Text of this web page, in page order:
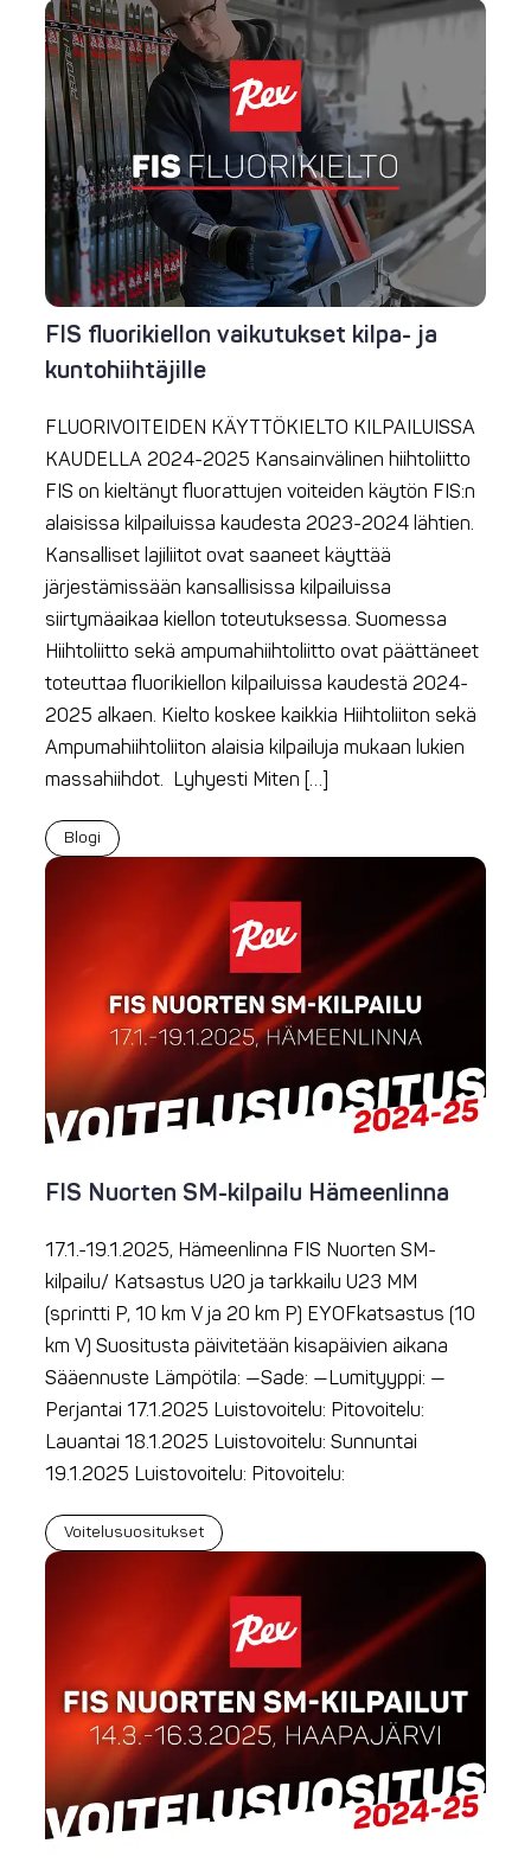
FIS fluorikiellon vaikutukset kilpa- ja
kuntohiihtäjille
FLUORIVOITEIDEN KÄYTTÖKIELTO KILPAILUISSA
KAUDELLA 2024-2025 Kansainvälinen hiihtoliitto
FIS on kieltänyt fluorattujen voiteiden käytön FIS:n
alaisissa kilpailuissa kaudesta 2023-2024 lähtien.
Kansalliset lajiliitot ovat saaneet käyttää
järjestämissään kansallisissa kilpailuissa
siirtymäaikaa kiellon toteutuksessa. Suomessa
Hiihtoliitto sekä ampumahiihtoliitto ovat päättäneet
toteuttaa fluorikiellon kilpailuissa kaudestä 2024-
2025 alkaen. Kielto koskee kaikkia Hiihtoliiton sekä
Ampumahiihtoliiton alaisia kilpailuja mukaan lukien
massahiihdot. Lyhyesti Miten […]
Blogi
FIS Nuorten SM-kilpailu Hämeenlinna
17.1.-19.1.2025, Hämeenlinna FIS Nuorten SM-
kilpailu/ Katsastus U20 ja tarkkailu U23 MM
(sprintti P, 10 km V ja 20 km P) EYOFkatsastus (10
km V) Suositusta päivitetään kisapäivien aikana
Sääennuste Lämpötila: —Sade: —Lumityyppi: —
Perjantai 17.1.2025 Luistovoitelu: Pitovoitelu:
Lauantai 18.1.2025 Luistovoitelu: Sunnuntai
19.1.2025 Luistovoitelu: Pitovoitelu:
Voitelusuositukset